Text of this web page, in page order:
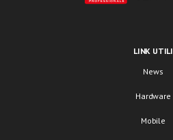
LINK UTILI
News
Hardware
Mobile